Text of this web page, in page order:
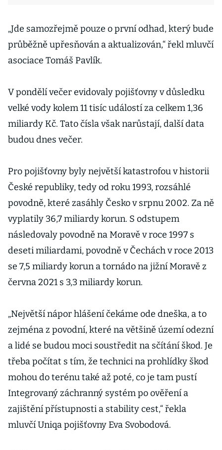
„Jde samozřejmě pouze o první odhad, který bude
průběžně upřesňován a aktualizován,“ řekl mluvčí
asociace Tomáš Pavlík.
V pondělí večer evidovaly pojišťovny v důsledku
velké vody kolem 11 tisíc událostí za celkem 1,36
miliardy Kč. Tato čísla však narůstají, další data
budou dnes večer.
Pro pojišťovny byly největší katastrofou v historii
České republiky, tedy od roku 1993, rozsáhlé
povodně, které zasáhly Česko v srpnu 2002. Za ně
vyplatily 36,7 miliardy korun. S odstupem
následovaly povodně na Moravě v roce 1997 s
deseti miliardami, povodně v Čechách v roce 2013
se 7,5 miliardy korun a tornádo na jižní Moravě z
června 2021 s 3,3 miliardy korun.
„Největší nápor hlášení čekáme ode dneška, a to
zejména z povodní, které na většině území odezní
a lidé se budou moci soustředit na sčítání škod. Je
třeba počítat s tím, že technici na prohlídky škod
mohou do terénu také až poté, co je tam pustí
Integrovaný záchranný systém po ověření a
zajištění přístupnosti a stability cest,“ řekla
mluvčí Uniqa pojišťovny Eva Svobodová.